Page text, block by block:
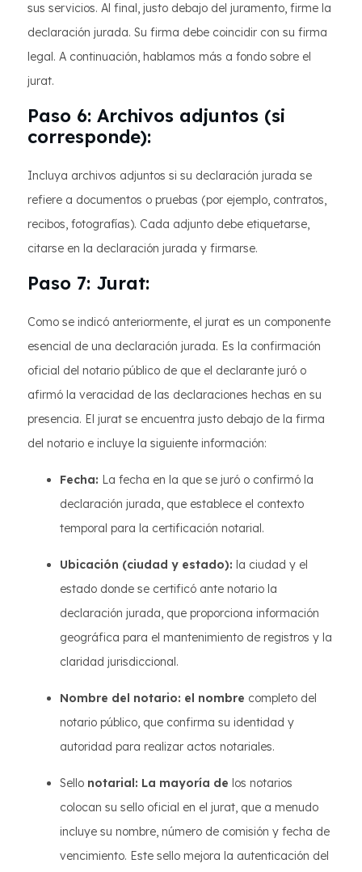
sus servicios. Al final, justo debajo del juramento, firme la
declaración jurada. Su firma debe coincidir con su firma
legal. A continuación, hablamos más a fondo sobre el
jurat.
Paso 6: Archivos adjuntos (si
corresponde):
Incluya archivos adjuntos si su declaración jurada se
refiere a documentos o pruebas (por ejemplo, contratos,
recibos, fotografías). Cada adjunto debe etiquetarse,
citarse en la declaración jurada y firmarse.
Paso 7: Jurat:
Como se indicó anteriormente, el jurat es un componente
esencial de una declaración jurada. Es la confirmación
oficial del notario público de que el declarante juró o
afirmó la veracidad de las declaraciones hechas en su
presencia. El jurat se encuentra justo debajo de la firma
del notario e incluye la siguiente información:
Fecha: La fecha en la que se juró o confirmó la
declaración jurada, que establece el contexto
temporal para la certificación notarial.
Ubicación (ciudad y estado): la ciudad y el
estado donde se certificó ante notario la
declaración jurada, que proporciona información
geográfica para el mantenimiento de registros y la
claridad jurisdiccional.
Nombre del notario: el nombre completo del
notario público, que confirma su identidad y
autoridad para realizar actos notariales.
Sello notarial: La mayoría de los notarios
colocan su sello oficial en el jurat, que a menudo
incluye su nombre, número de comisión y fecha de
vencimiento. Este sello mejora la autenticación del